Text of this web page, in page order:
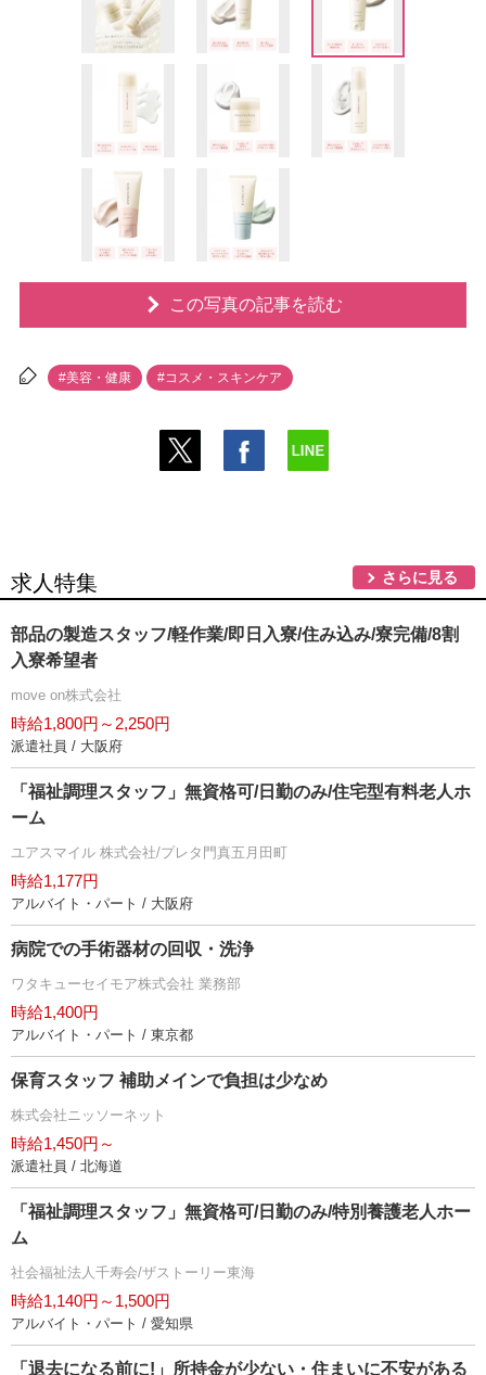
この写真の記事を読む
#美容・健康 #コスメ・スキンケア
求人特集 さらに見る
部品の製造スタッフ/軽作業/即日入寮/住み込み/寮完備/8割
入寮希望者
move on株式会社
時給1,800円～2,250円
派遣社員 / 大阪府
「福祉調理スタッフ」無資格可/日勤のみ/住宅型有料老人ホ
ーム
ユアスマイル 株式会社/プレタ門真五月田町
時給1,177円
アルバイト・パート / 大阪府
病院での手術器材の回収・洗浄
ワタキューセイモア株式会社 業務部
時給1,400円
アルバイト・パート / 東京都
保育スタッフ 補助メインで負担は少なめ
株式会社ニッソーネット
時給1,450円～
派遣社員 / 北海道
「福祉調理スタッフ」無資格可/日勤のみ/特別養護老人ホー
ム
社会福祉法人千寿会/ザストーリー東海
時給1,140円～1,500円
アルバイト・パート / 愛知県
「退去になる前に!」所持金が少ない・住まいに不安がある